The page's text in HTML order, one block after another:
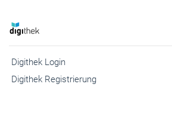
Digithek Login
Digithek Registrierung